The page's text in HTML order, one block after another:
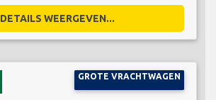
DETAILS WEERGEVEN...
GROTE VRACHTWAGEN